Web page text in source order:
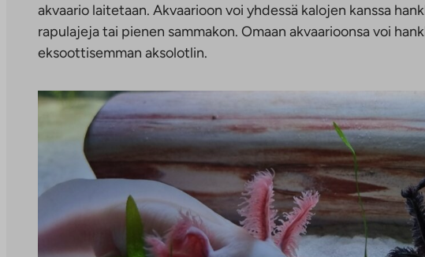
akvaario laitetaan. Akvaarioon voi yhdessä kalojen kanssa
rapulajeja tai pienen sammakon. Omaan akvaarioonsa voi
eksoottisemman aksolotlin.